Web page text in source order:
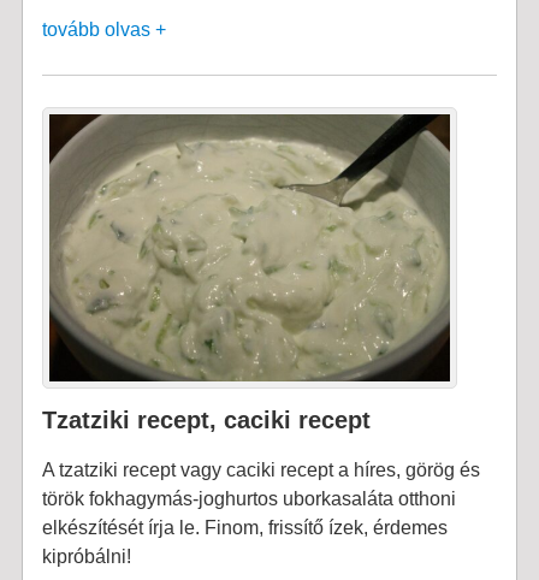
tovább olvas +
Tzatziki recept, caciki recept
A tzatziki recept vagy caciki recept a híres, görög és
török fokhagymás-joghurtos uborkasaláta otthoni
elkészítését írja le. Finom, frissítő ízek, érdemes
kipróbálni!